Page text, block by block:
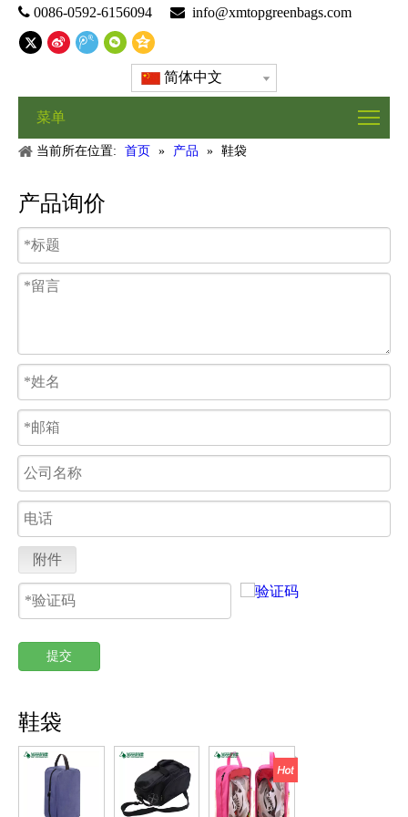
 0086-0592-6156094  info@xmtopgreenbags.com
简体中文
菜单
当前所在位置: 首页 » 产品 » 鞋袋
产品询价
附件
提交
鞋袋